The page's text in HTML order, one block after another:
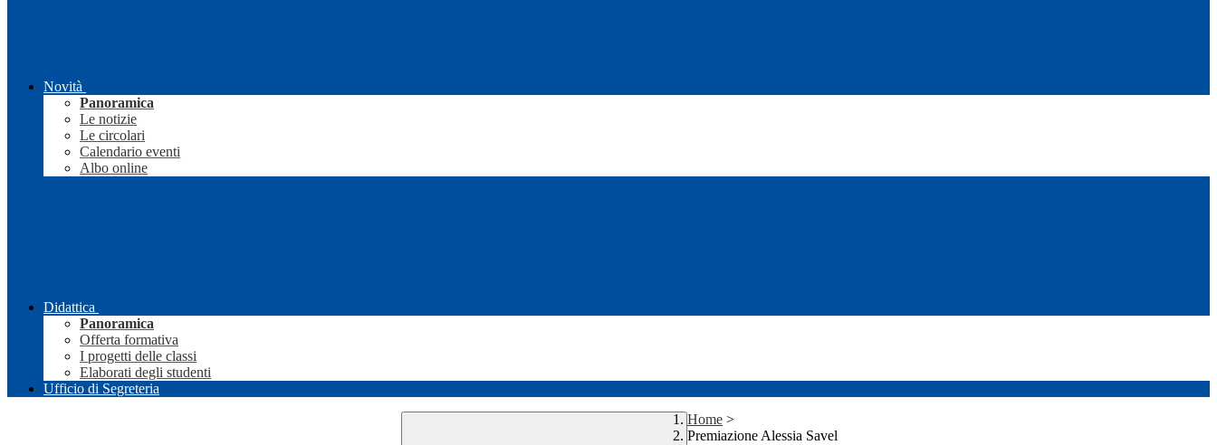
Novità
Panoramica
Le notizie
Le circolari
Calendario eventi
Albo online
Didattica
Panoramica
Offerta formativa
I progetti delle classi
Elaborati degli studenti
Ufficio di Segreteria
Home >
Premiazione Alessia Savel